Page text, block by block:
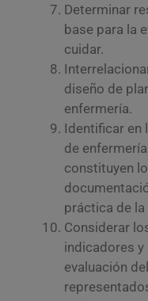
Determinar
base para la
cuidar.
diseño de
enfermería.
Identificar en
de
constituyen
práctica de
Considerar
indicadores y
evaluación